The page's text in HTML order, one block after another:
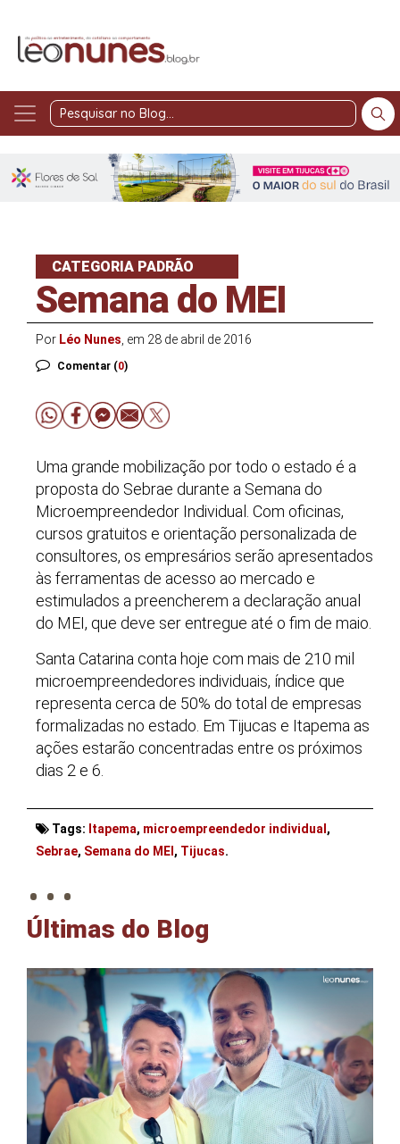
Pesquisar
Blog
CATEGORIA PADRÃO
Semana do MEI
Por Léo Nunes , em 28 de abril de 2016
Comentar (0)
Uma grande mobilização por todo o estado é a
proposta do Sebrae durante a Semana do
Microempreendedor Individual. Com oficinas,
cursos gratuitos e orientação personalizada de
consultores, os empresários serão apresentados
às ferramentas de acesso ao mercado e
estimulados a preencherem a declaração anual
do MEI, que deve ser entregue até o fim de maio.
Santa Catarina conta hoje com mais de 210 mil
microempreendedores individuais, índice que
representa cerca de 50% do total de empresas
formalizadas no estado. Em Tijucas e Itapema as
ações estarão concentradas entre os próximos
dias 2 e 6.
Tags: Itapema, microempreendedor individual ,
Sebrae, Semana do MEI , Tijucas.
. . .
Últimas do Blog